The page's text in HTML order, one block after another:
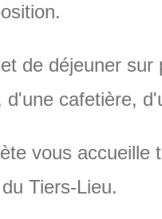
de déjeuner
cafetière,
vous
Tiers-Lieu.